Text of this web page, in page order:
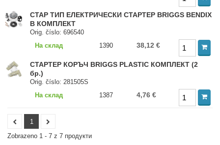
СТАР ТИП ЕЛЕКТРИЧЕСКИ СТАРТЕР BRIGGS BENDIX
В КОМПЛЕКТ
Orig. číslo: 696540
На склад
1390 38,12 €
СТАРТЕР КОРЪЧ BRIGGS PLASTIC КОМПЛЕКТ (2
бр.)
Orig. číslo: 281505S
На склад
1387 4,76 €
1
Zobrazeno 1 - 7 z 7 продукти